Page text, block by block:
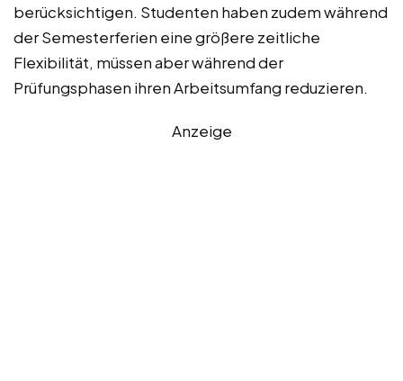
berücksichtigen. Studenten haben zudem während
der Semesterferien eine größere zeitliche
Flexibilität, müssen aber während der
Prüfungsphasen ihren Arbeitsumfang reduzieren.
Anzeige